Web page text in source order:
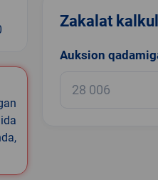
Zakalat
Auksion